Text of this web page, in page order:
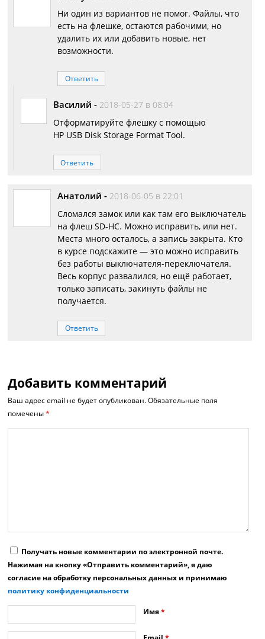
Ни один из вариантов не помог. Файлы, что
есть на флешке, остаются рабочими, но
удалить их или добавить новые, нет
возможности.
Ответить
Василий - 2018-05-27 в 08:04
Отформатируйте флешку с помощью
HP USB Disk Storage Format Tool.
Ответить
Анатолий - 2018-06-05 в 22:01
Сломался замок или как там его выключатель
на флеш SD-HC. Можно исправить, или нет.
Места много осталось, а запись закрыта. Кто
в курсе подскажите — это можно исправить
без работы выключателя-переключателя.
Весь корпус развалился, но ещё работает,
только записать, закинуть файлы не
получается.
Ответить
Добавить комментарий
Ваш адрес email не будет опубликован. Обязательные поля
помечены*
Получать новые комментарии по электронной почте.
Нажимая на кнопку «Отправить комментарий», я даю
согласие на обработку персональных данных и принимаю
политику конфиденциальности
Имя*